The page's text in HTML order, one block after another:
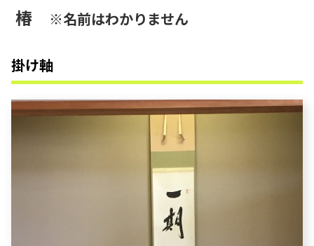
椿
※名前はわかりません
掛け軸